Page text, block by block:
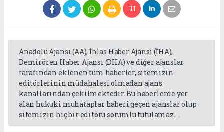
Anadolu Ajansı (AA), İhlas Haber Ajansı (İHA),
Demirören Haber Ajansı (DHA) ve diğer ajanslar
tarafından eklenen tüm haberler, sitemizin
editörlerinin müdahalesi olmadan ajans
kanallarından çekilmektedir. Bu haberlerde yer
alan hukuki muhataplar haberi geçen ajanslar olup
sitemizin hiç bir editörü sorumlu tutulamaz...